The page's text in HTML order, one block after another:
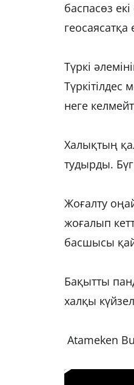
баспасөз
геосаясатқа
Түркі
неге
Халықтың
тудырды.
Жоғалту
жоғалып
басшысы
Бақытты
халқы
Atameken